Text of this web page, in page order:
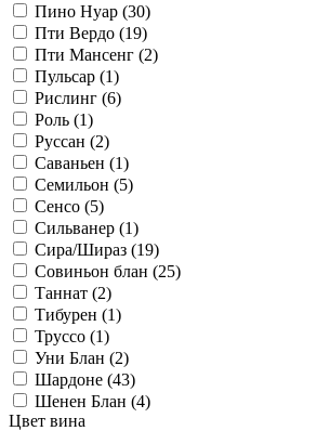
Пино Нуар (30)
Пти Вердо (19)
Пти Мансенг (2)
Пульсар (1)
Рислинг (6)
Роль (1)
Руссан (2)
Саваньен (1)
Семильон (5)
Сенсо (5)
Сильванер (1)
Сира/Шираз (19)
Совиньон блан (25)
Таннат (2)
Тибурен (1)
Труссо (1)
Уни Блан (2)
Шардоне (43)
Шенен Блан (4)
Цвет вина